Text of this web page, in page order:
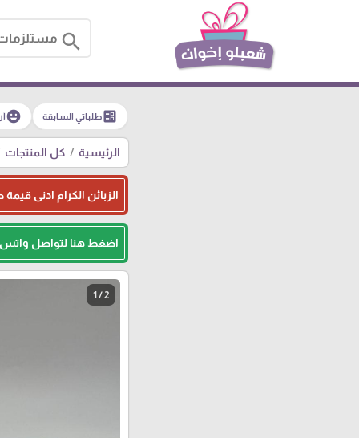
search
ballotطلباتي السابقة emoji_emotions
الرئيسية كل المنتجات
الزبائن الكرام ادنى قيمة طلبيه للجمله هو
اضغط هنا لتواصل
1 / 2